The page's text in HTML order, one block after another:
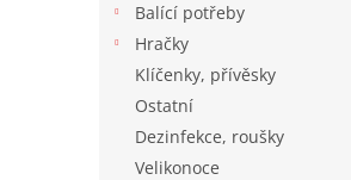
Balící potřeby
Hračky
Klíčenky, přívěsky
Ostatní
Dezinfekce, roušky
Velikonoce